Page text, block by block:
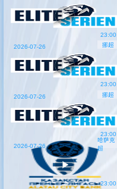
23:00
挪超
23:00
2026-07-26
挪超
23:00
2026-07-26
哈萨克
超
23:00
2026-07-26